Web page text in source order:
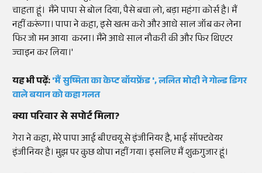
चाहता हूं। मैंने पापा से बोल दिया, पैसे बचा लो, बड़ा महंगा कोर्स है। मैं
नहीं करूंगा। पापा ने कहा, इसे खत्म करो और आधे साल जॉब कर लेना
फिर जो मन आया करना। मैंने आधे साल नौकरी की और फिर थिएटर
ज्वाइन कर लिया।'
यह भी पढ़ें:'मैं सुष्मिता का केप्ट बॉयफ्रेंड ', ललित मोदी ने गोल्ड डिगर
वाले बयान को कहा गलत
क्या परिवार से सपोर्ट मिला?
गेरा ने कहा, मेरे पापा आई बीएचयू से इंजीनियर है, भाई सॉफ्टवेयर
इंजीनियर है। मुझ पर कुछ थोपा नहीं गया। इसलिए मैं शुक्रगुजार हूं।